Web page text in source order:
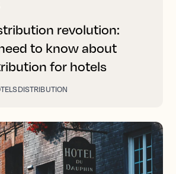
revolution:
to know about
for hotels
DISTRIBUTION